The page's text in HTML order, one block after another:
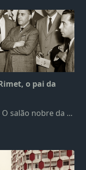
o pai da
salão nobre da ...